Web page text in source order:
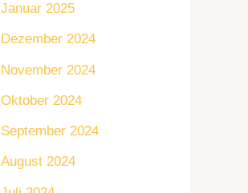
Januar 2025
Dezember 2024
November 2024
Oktober 2024
September 2024
August 2024